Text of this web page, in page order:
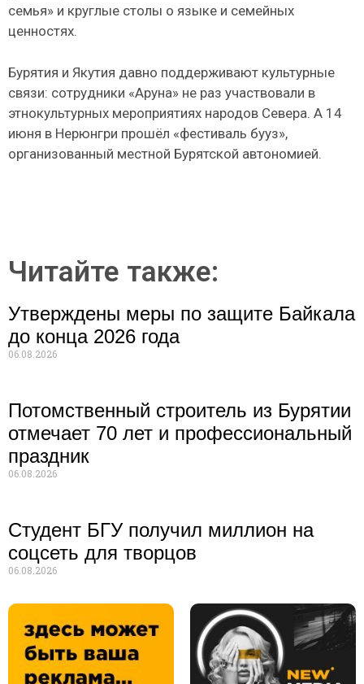
семья» и круглые столы о языке и семейных
ценностях.
Бурятия и Якутия давно поддерживают культурные
связи: сотрудники «Аруна» не раз участвовали в
этнокультурных мероприятиях народов Севера. А 14
июня в Нерюнгри прошёл «фестиваль бууз»,
организованный местной Бурятской автономией.
Читайте также:
Утверждены меры по защите Байкала
до конца 2026 года
06.08.2026
Потомственный строитель из Бурятии
отмечает 70 лет и профессиональный
праздник
06.08.2026
Студент БГУ получил миллион на
соцсеть для творцов
06.08.2026